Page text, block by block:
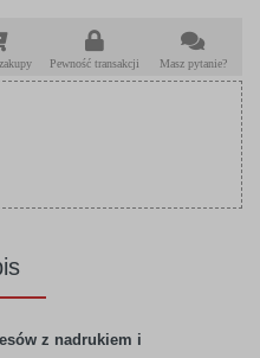
Pewność transakcji Masz pytanie?
z nadrukiem i